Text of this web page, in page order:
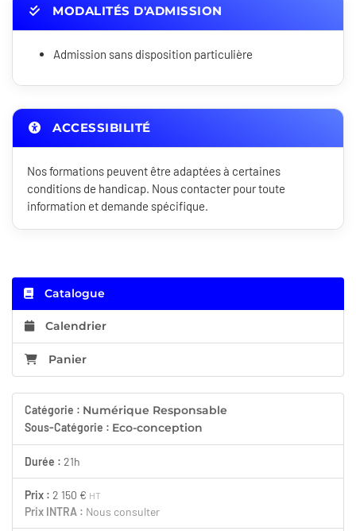
MODALITÉS D'ADMISSION
Admission sans disposition particulière
ACCESSIBILITÉ
Nos formations peuvent être adaptées à certaines
conditions de handicap. Nous contacter pour toute
information et demande spécifique.
Catalogue
Calendrier
Panier
Catégorie : Numérique Responsable
Sous-Catégorie : Eco-conception
Durée : 21h
Prix : 2 150 € HT
Prix INTRA : Nous consulter